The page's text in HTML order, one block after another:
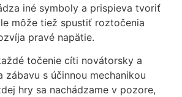
iné symboly a prispieva tvoriť
môže tiež spustiť roztočenia
pravé napätie.
točenie cíti novátorsky a
zábavu s účinnou mechanikou
hry sa nachádzame v pozore,